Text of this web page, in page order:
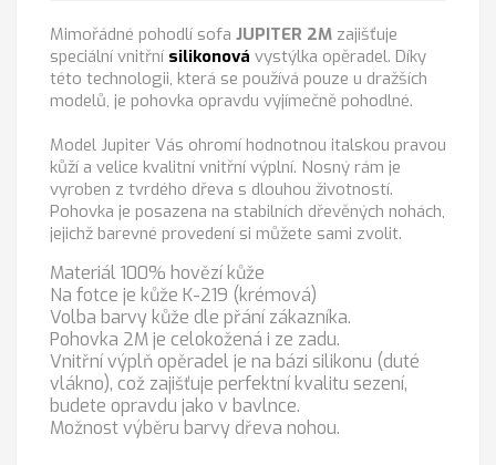
Mimořádné pohodlí sofa JUPITER 2M zajišťuje
speciální vnitřní silikonová vystýlka opěradel. Díky
této technologii, která se používá pouze u dražších
modelů, je pohovka opravdu vyjímečně pohodlné.
Model Jupiter Vás ohromí hodnotnou italskou pravou
kůží a velice kvalitní vnitřní výplní. Nosný rám je
vyroben z tvrdého dřeva s dlouhou životností.
Pohovka je posazena na stabilních dřevěných nohách,
jejichž barevné provedení si můžete sami zvolit.
Materiál 100% hovězí kůže
Na fotce je kůže K-219 (krémová)
Volba barvy kůže dle přání zákazníka.
Pohovka 2M je celokožená i ze zadu.
Vnitřní výplň opěradel je na bázi silikonu (duté
vlákno), což zajišťuje perfektní kvalitu sezení,
budete opravdu jako v bavlnce.
Možnost výběru barvy dřeva nohou.